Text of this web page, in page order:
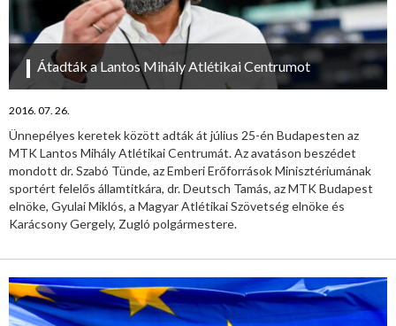
Átadták a Lantos Mihály Atlétikai Centrumot
2016. 07. 26.
Ünnepélyes keretek között adták át július 25-én Budapesten az
MTK Lantos Mihály Atlétikai Centrumát. Az avatáson beszédet
mondott dr. Szabó Tünde, az Emberi Erőforrások Minisztériumának
sportért felelős államtitkára, dr. Deutsch Tamás, az MTK Budapest
elnöke, Gyulai Miklós, a Magyar Atlétikai Szövetség elnöke és
Karácsony Gergely, Zugló polgármestere.